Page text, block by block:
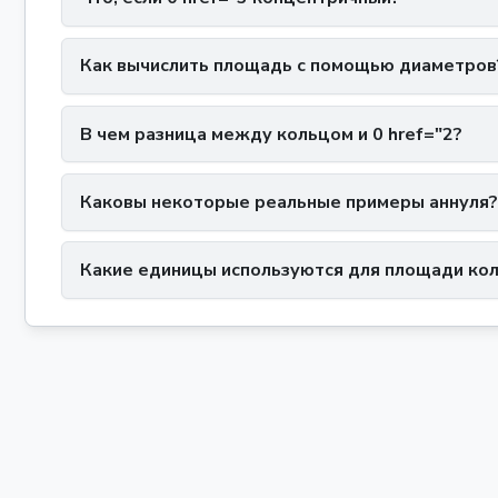
Как вычислить площадь с помощью
В чем разница между кольцом и 0 href="2?
Каковы некоторые реальные примеры аннуля?
Какие единицы используются для площади